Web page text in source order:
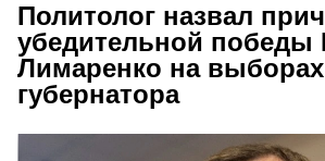
Политолог назвал
убедительной победы
Лимаренко на выборах
губернатора